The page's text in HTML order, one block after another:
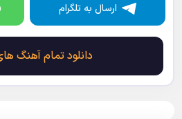
ارسال به تلگرام
دانلود تمام آهنگ های کی